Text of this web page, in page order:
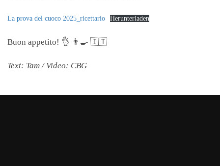
La prova del cuoco 2025_ricettario Herunterladen
Buon appetito! 👌 👨🍳 🇮🇹
Text: Tam / Video: CBG